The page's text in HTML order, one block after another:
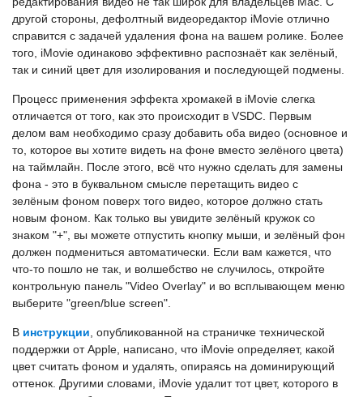
другой стороны, дефолтный видеоредактор iMovie отлично
справится с задачей удаления фона на вашем ролике. Более
того, iMovie одинаково эффективно распознаёт как зелёный,
так и синий цвет для изолирования и последующей подмены.
Процесс применения эффекта хромакей в iMovie слегка
отличается от того, как это происходит в VSDC. Первым
делом вам необходимо сразу добавить оба видео (основное и
то, которое вы хотите видеть на фоне вместо зелёного цвета)
на таймлайн. После этого, всё что нужно сделать для замены
фона - это в буквальном смысле перетащить видео с
зелёным фоном поверх того видео, которое должно стать
новым фоном. Как только вы увидите зелёный кружок со
знаком "+", вы можете отпустить кнопку мыши, и зелёный фон
должен подмениться автоматически. Если вам кажется, что
что-то пошло не так, и волшебство не случилось, откройте
контрольную панель "Video Overlay" и во всплывающем меню
выберите "green/blue screen".
В инструкции , опубликованной на страничке технической
поддержки от Apple, написано, что iMovie определяет, какой
цвет считать фоном и удалять, опираясь на доминирующий
оттенок. Другими словами, iMovie удалит тот цвет, которого в